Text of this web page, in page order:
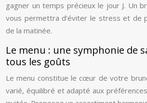
gagner un temps précieux le jour J. Un
vous permettra d’éviter le stress et de
de la matinée.
Le menu : une symphonie de
tous les goûts
Le menu constitue le cœur de votre
varié, équilibré et adapté aux